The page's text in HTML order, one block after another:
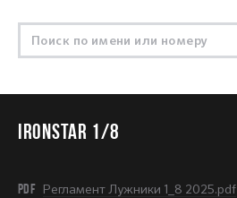
IRONSTAR 1/8
PDF Регламент Лужники 1_8 2025.pdf